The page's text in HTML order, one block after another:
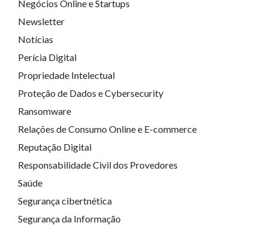
Negócios Online e Startups
Newsletter
Notícias
Perícia Digital
Propriedade Intelectual
Proteção de Dados e Cybersecurity
Ransomware
Relações de Consumo Online e E-commerce
Reputação Digital
Responsabilidade Civil dos Provedores
Saúde
Segurança cibertnética
Segurança da Informação